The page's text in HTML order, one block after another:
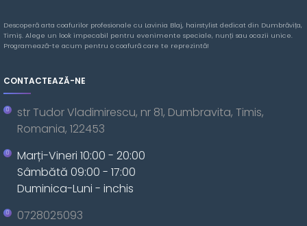
Descoperă arta coafurilor profesionale cu Lavinia Blaj, hairstylist dedicat din Dumbrăvița,
Timiș. Alege un look impecabil pentru evenimente speciale, nunți sau ocazii unice.
Programează-te acum pentru o coafură care te reprezintă!
CONTACTEAZĂ-NE
str Tudor Vladimirescu, nr 81, Dumbravita, Timis,
Romania, 122453
Marți-Vineri 10:00 - 20:00
Sâmbătă 09:00 - 17:00
Duminica-Luni - inchis
0728025093